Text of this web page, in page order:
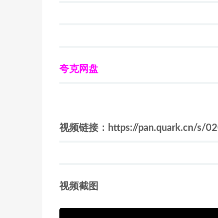
夸克网盘
视频链接：https://pan.quark.cn/s/
视频截图